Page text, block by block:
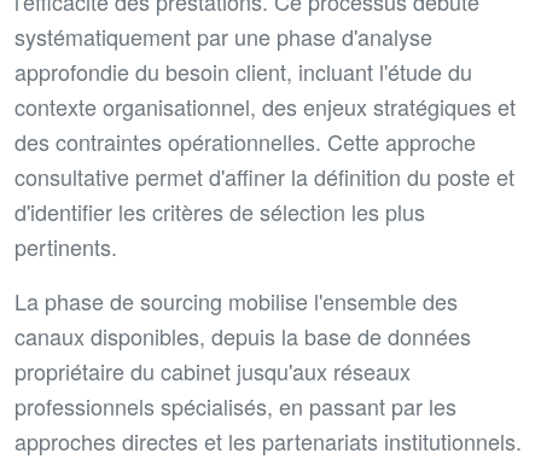
systématiquement par une phase d'analyse
approfondie du besoin client, incluant l'étude du
contexte organisationnel, des enjeux stratégiques et
des contraintes opérationnelles. Cette approche
consultative permet d'affiner la définition du poste et
d'identifier les critères de sélection les plus
pertinents.
La phase de sourcing mobilise l'ensemble des
canaux disponibles, depuis la base de données
propriétaire du cabinet jusqu'aux réseaux
professionnels spécialisés, en passant par les
approches directes et les partenariats institutionnels.